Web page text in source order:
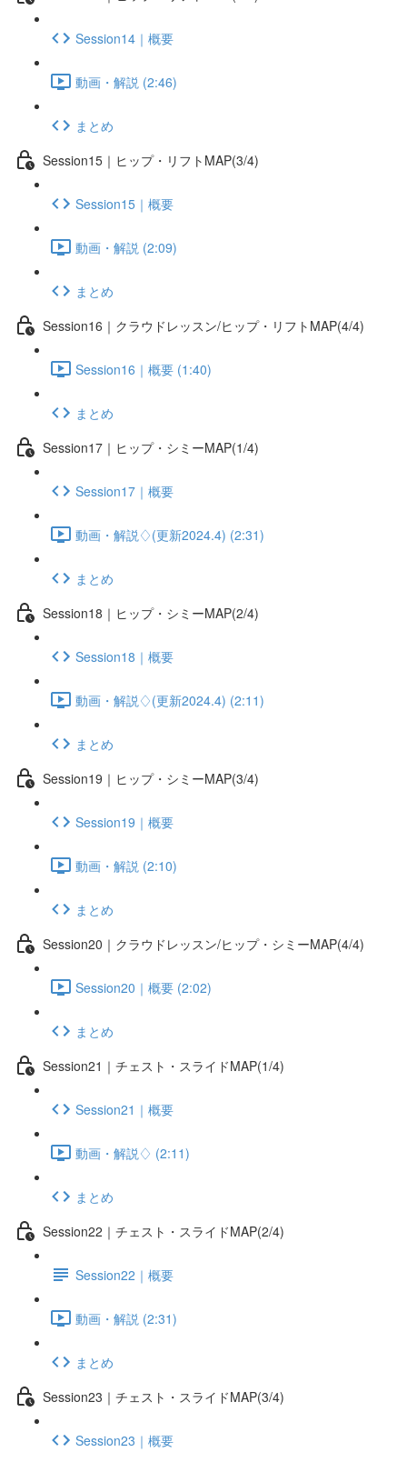
Session14｜概要
動画・解説 (2:46)
まとめ
Session15｜ヒップ・リフトMAP(3/4)
Session15｜概要
動画・解説 (2:09)
まとめ
Session16｜クラウドレッスン/ヒップ・リフトMAP(4/4)
Session16｜概要 (1:40)
まとめ
Session17｜ヒップ・シミーMAP(1/4)
Session17｜概要
動画・解説♢(更新2024.4) (2:31)
まとめ
Session18｜ヒップ・シミーMAP(2/4)
Session18｜概要
動画・解説♢(更新2024.4) (2:11)
まとめ
Session19｜ヒップ・シミーMAP(3/4)
Session19｜概要
動画・解説 (2:10)
まとめ
Session20｜クラウドレッスン/ヒップ・シミーMAP(4/4)
Session20｜概要 (2:02)
まとめ
Session21｜チェスト・スライドMAP(1/4)
Session21｜概要
動画・解説♢ (2:11)
まとめ
Session22｜チェスト・スライドMAP(2/4)
Session22｜概要
動画・解説 (2:31)
まとめ
Session23｜チェスト・スライドMAP(3/4)
Session23｜概要